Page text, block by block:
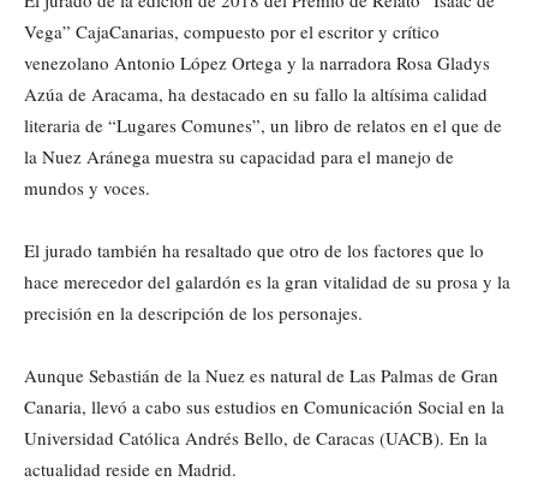
Vega” CajaCanarias, compuesto por el escritor y crítico
venezolano Antonio López Ortega y la narradora Rosa Gladys
Azúa de Aracama, ha destacado en su fallo la altísima calidad
literaria de “Lugares Comunes”, un libro de relatos en el que de
la Nuez Aránega muestra su capacidad para el manejo de
mundos y voces.
El jurado también ha resaltado que otro de los factores que lo
hace merecedor del galardón es la gran vitalidad de su prosa y la
precisión en la descripción de los personajes.
Aunque Sebastián de la Nuez es natural de Las Palmas de Gran
Canaria, llevó a cabo sus estudios en Comunicación Social en la
Universidad Católica Andrés Bello, de Caracas (UACB). En la
actualidad reside en Madrid.